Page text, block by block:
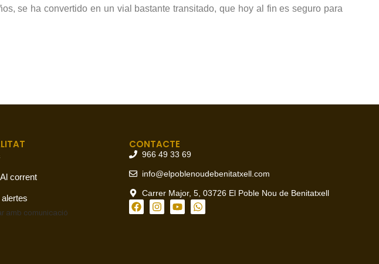
se ha convertido en un vial bastante transitado, que hoy al fin es seguro para
corrent
amb comunicació
CONTACTE
966 49 33 69
info@elpoblenoudebenitatxell.com
Carrer Major, 5, 03726 El Poble Nou de Benitatxell